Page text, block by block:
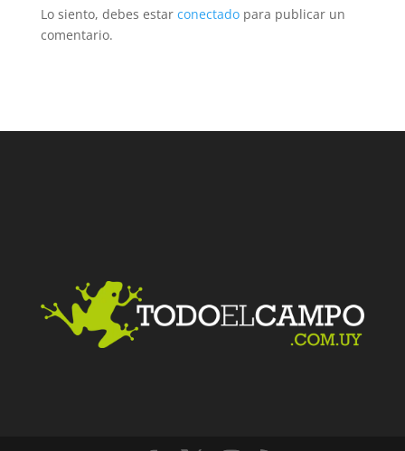
Lo siento, debes estar conectadopara publicar un
comentario.
Facebook